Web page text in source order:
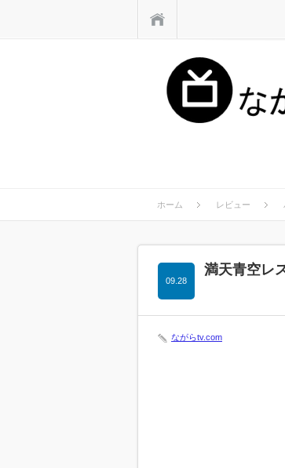
ホーム レビュー
満天青空レ
09.28
ながらtv.com